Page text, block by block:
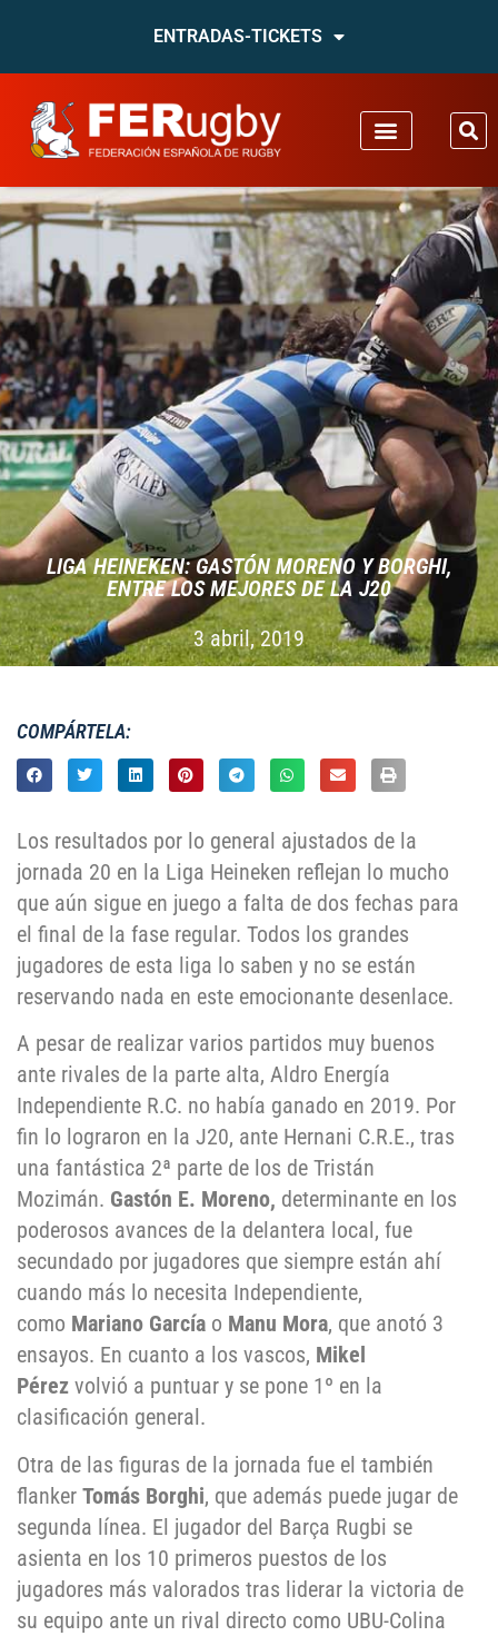
ENTRADAS-TICKETS
LIGA HEINEKEN: GASTÓN MORENO Y BORGHI,
ENTRE LOS MEJORES DE LA J20
3 abril, 2019
COMPÁRTELA:
Los resultados por lo general ajustados de la
jornada 20 en la Liga Heineken reflejan lo mucho
que aún sigue en juego a falta de dos fechas para
el final de la fase regular. Todos los grandes
jugadores de esta liga lo saben y no se están
reservando nada en este emocionante desenlace.
A pesar de realizar varios partidos muy buenos
ante rivales de la parte alta, Aldro Energía
Independiente R.C. no había ganado en 2019. Por
fin lo lograron en la J20, ante Hernani C.R.E., tras
una fantástica 2ª parte de los de Tristán
Mozimán. Gastón E. Moreno, determinante en los
poderosos avances de la delantera local, fue
secundado por jugadores que siempre están ahí
cuando más lo necesita Independiente,
como Mariano García o Manu Mora, que anotó 3
ensayos. En cuanto a los vascos, Mikel
Pérez volvió a puntuar y se pone 1º en la
clasificación general.
Otra de las figuras de la jornada fue el también
flanker Tomás Borghi, que además puede jugar de
segunda línea. El jugador del Barça Rugbi se
asienta en los 10 primeros puestos de los
jugadores más valorados tras liderar la victoria de
su equipo ante un rival directo como UBU-Colina